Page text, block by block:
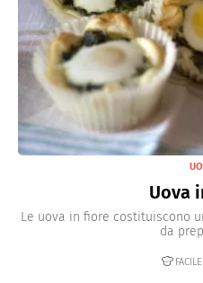
Uova
Le uova in fiore costituiscono
da
FACILE